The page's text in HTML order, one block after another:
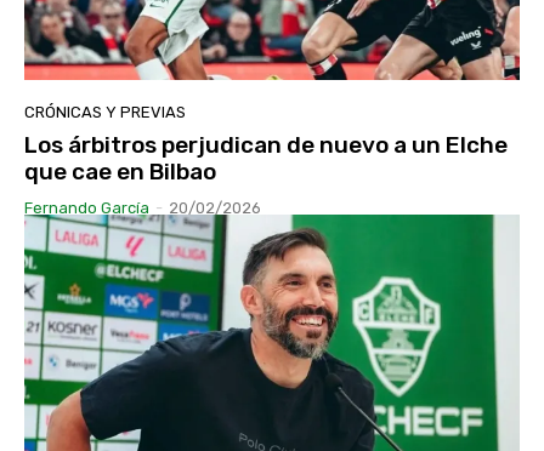
CRÓNICAS Y PREVIAS
Los árbitros perjudican de nuevo a un Elche
que cae en Bilbao
Fernando García - 20/02/2026